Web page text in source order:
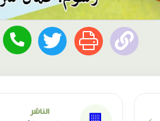
الناشر